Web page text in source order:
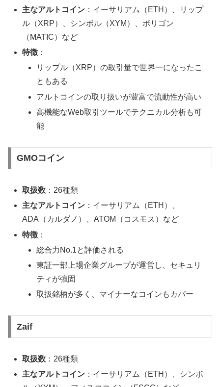
主なアルトコイン ：イーサリアム（ETH）、リップ
ル（XRP）、シンボル（XYM）、ポリゴン
（MATIC）など
特徴 ：
リップル（XRP）の取引量で世界一になったこ
ともある
アルトコインの取り扱いが豊富で流動性が高い
高機能なWeb取引ツールでテクニカル分析も可
能
GMOコイン
取扱数 ：26種類
主なアルトコイン ：イーサリアム（ETH）、
ADA（カルダノ）、ATOM（コスモス）など
特徴 ：
総合力No.1と評価される
東証一部上場企業グループが運営し、セキュリ
ティが強固
取扱銘柄が多く、マイナーなコインもカバー
Zaif
取扱数 ：26種類
主なアルトコイン ：イーサリアム（ETH）、シンボ